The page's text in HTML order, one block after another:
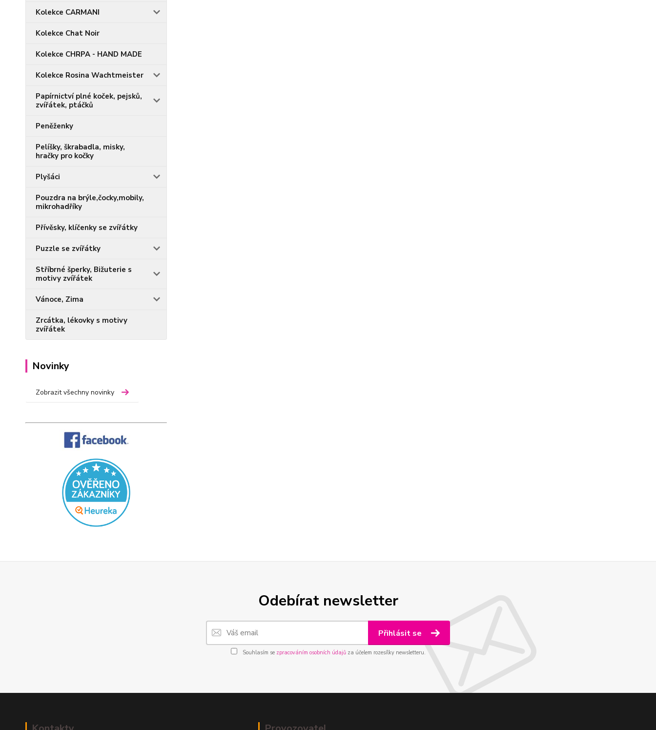
Kolekce CARMANI
Kolekce Chat Noir
Kolekce CHRPA - HAND MADE
Kolekce Rosina Wachtmeister
Papírnictví plné koček, pejsků,
zvířátek, ptáčků
Peněženky
Pelíšky, škrabadla, misky,
hračky pro kočky
Plyšáci
Pouzdra na brýle,čocky,mobily,
mikrohadříky
Přívěsky, klíčenky se zvířátky
Puzzle se zvířátky
Stříbrné šperky, Bižuterie s
motivy zvířátek
Vánoce, Zima
Zrcátka, lékovky s motivy
zvířátek
Novinky
Zobrazit všechny novinky
Odebírat newsletter
Přihlásit se
Souhlasím se zpracováním osobních údajůza účelem rozesílky newsletteru.